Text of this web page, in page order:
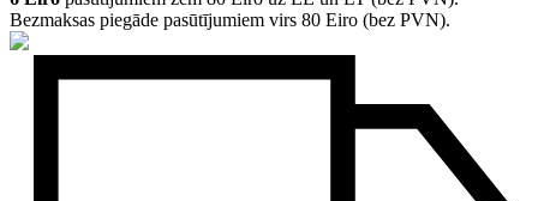
Bezmaksas piegāde pasūtījumiem virs 80 Eiro (bez PVN).